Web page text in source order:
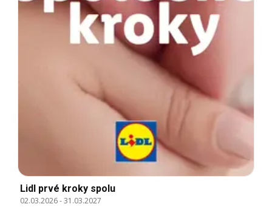
Lidl prvé kroky spolu
02.03.2026-31.03.2027